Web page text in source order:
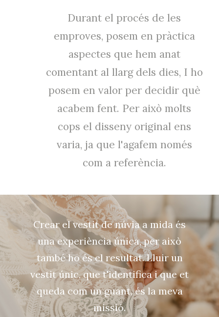
Durant el procés de les
emproves, posem en pràctica
aspectes que hem anat
comentant al llarg dels dies, I ho
posem en valor per decidir què
acabem fent. Per això molts
cops el disseny original ens
varia, ja que l'agafem només
com a referència.
Crear el vestit de núvia a mida és
una experiència única, per això
també ho és el resultat. Lluir un
vestit únic, que t'identifica i que et
queda com un guant, és la meva
missió.